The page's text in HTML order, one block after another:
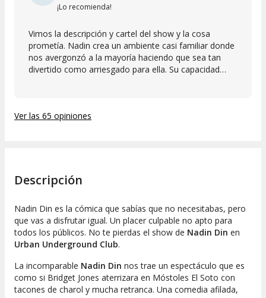
¡Lo recomienda!
Vimos la descripción y cartel del show y la cosa
prometía. Nadin crea un ambiente casi familiar donde
nos avergonzó a la mayoría haciendo que sea tan
divertido como arriesgado para ella. Su capacidad
donde ella actúe.
Ver las 65 opiniones
Descripción
Nadin Din es la cómica que sabías que no necesitabas, pero
que vas a disfrutar igual. Un placer culpable no apto para
todos los públicos. No te pierdas el show de Nadin Din en
Urban Underground Club.
La incomparable Nadin Din nos trae un espectáculo que es
como si Bridget Jones aterrizara en Móstoles El Soto con
tacones de charol y mucha retranca. Una comedia afilada,